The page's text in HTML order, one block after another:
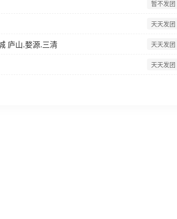
暂不发团
天天发团
庐山.婺源.三清 天天发团
天天发团